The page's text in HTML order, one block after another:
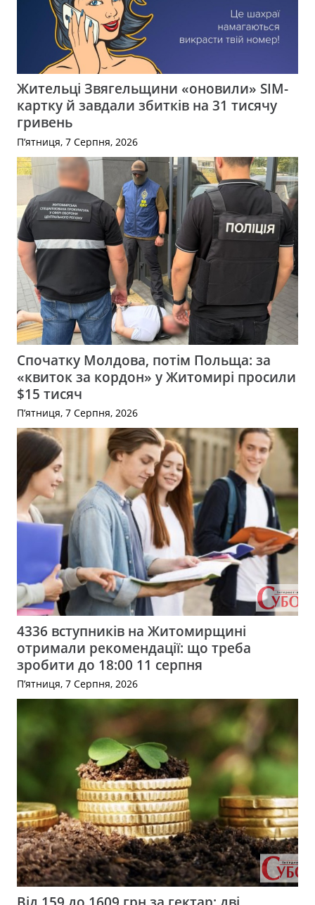
Жительці Звягельщини «оновили» SIM-
картку й завдали збитків на 31 тисячу
гривень
П’ятниця, 7 Серпня, 2026
Спочатку Молдова, потім Польща: за
«квиток за кордон» у Житомирі просили
$15 тисяч
П’ятниця, 7 Серпня, 2026
4336 вступників на Житомирщині
отримали рекомендації: що треба
зробити до 18:00 11 серпня
П’ятниця, 7 Серпня, 2026